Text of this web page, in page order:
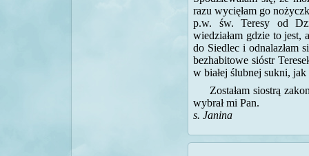
razu wycięłam go
p.w. św. Teresy od
wiedziałam gdzie to jest,
do Siedlec i odnalazłam
bezhabitowe sióstr
w białej ślubnej sukni,
Zostałam siostrą
wybrał mi Pan.
s. Janina